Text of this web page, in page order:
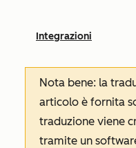
Integrazioni
Nota bene: la
articolo è fornita
traduzione viene
tramite un